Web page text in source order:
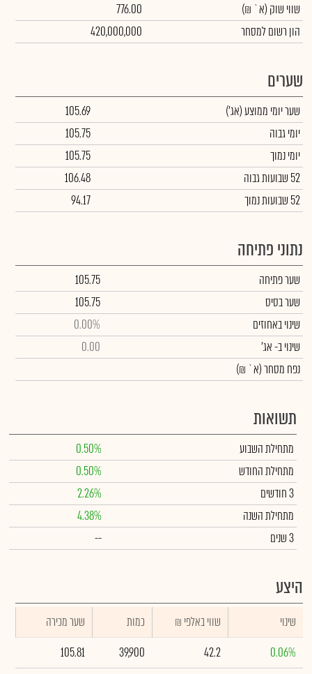
שווי שוק (א` ₪)
776.00
הון רשום למסחר
420,000,000
שערים
שער יומי ממוצע(אג')
105.69
יומי גבוה
105.75
יומי נמוך
105.75
52 שבועות גבוה
106.48
52 שבועות נמוך
94.17
נתוני פתיחה
שער פתיחה
105.75
שער בסיס
105.75
שינוי באחוזים
0.00%
שינויב- אג'
0.00
נפח מסחר(א` ₪)
תשואות
מתחילת השבוע
0.50%
מתחילת החודש
0.50%
3 חודשים
2.26%
מתחילת השנה
4.38%
3 שנים
--
היצע
שינוי ₪ שווי באלפי כמות
שער מכירה
0.06%
42.2
39,900
105.81